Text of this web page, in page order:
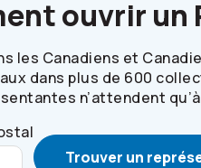
ouvrir un
les Canadiens et
dans plus de 600
n’attendent
Trouver un